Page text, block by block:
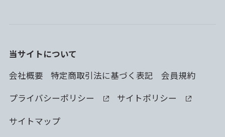
当サイトについて
会社概要
特定商取引法に基づく表記
会員規約
プライバシーポリシー
サイトポリシー
サイトマップ